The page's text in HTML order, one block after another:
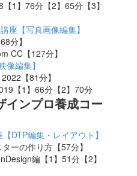
1】76分【2】65分【3】
座【写真画像編集】
分】
CC【127分】
像編集】
【81分】
【1】66分【2】70分
インプロ養成コー
DTP編集・レイアウト】
ーの作り方【57分】
編【1】51分【2】